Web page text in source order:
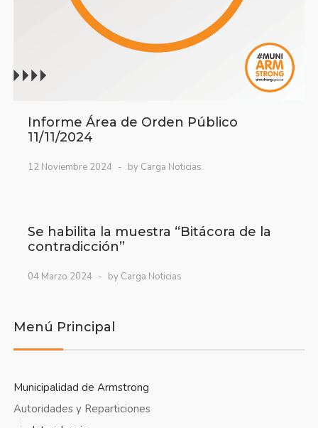
Informe Área de Orden Público
11/11/2024
12 Noviembre 2024 by Carga Noticias
Se habilita la muestra “Bitácora de la
contradicción”
04 Marzo 2024 by Carga Noticias
Menú Principal
Municipalidad de Armstrong
Autoridades y Reparticiones